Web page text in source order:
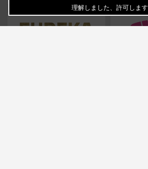
理解しました、許可します